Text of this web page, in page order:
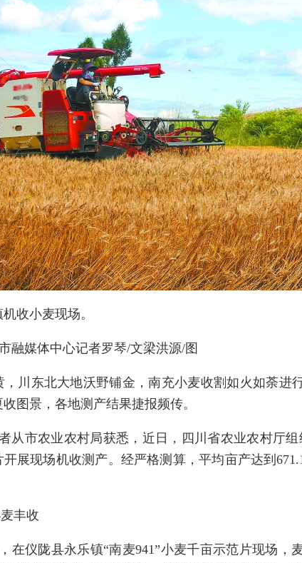
收小麦现场。
融媒体中心记者罗琴/文梁洪源/图
，川东北大地沃野铺金，南充小麦收割如火如荼进
图景，各地测产结果捷报频传。
从市农业农村局获悉，近日，四川省农业农村厅
开展现场机收测产。经严格测算，平均亩产达到
丰收
在仪陇县永乐镇“南麦941”小麦千亩示范片现场，